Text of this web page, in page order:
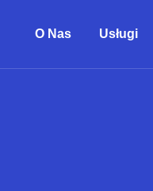
O Nas Usługi